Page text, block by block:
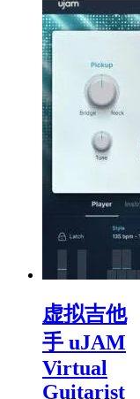
虚拟吉他
手 uJAM
Virtual
Guitarist